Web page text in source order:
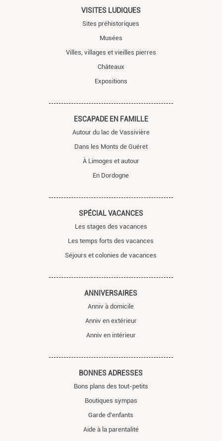
VISITES LUDIQUES
Sites préhistoriques
Musées
Villes, villages et vieilles pierres
Châteaux
Expositions
ESCAPADE EN FAMILLE
Autour du lac de Vassivière
Dans les Monts de Guéret
À Limoges et autour
En Dordogne
SPÉCIAL VACANCES
Les stages des vacances
Les temps forts des vacances
Séjours et colonies de vacances
ANNIVERSAIRES
Anniv à domicile
Anniv en extérieur
Anniv en intérieur
BONNES ADRESSES
Bons plans des tout-petits
Boutiques sympas
Garde d'enfants
Aide à la parentalité